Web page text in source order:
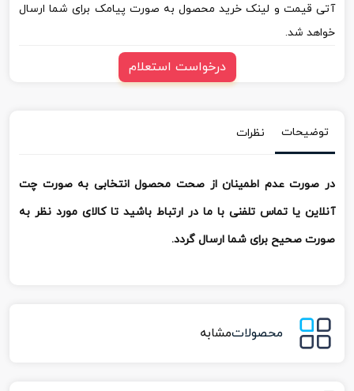
آتی قیمت و لینک خرید محصول به صورت پیامک برای شما ارسال
خواهد شد.
درخواست استعلام
توضیحات نظرات
در صورت عدم اطمینان از صحت محصول انتخابی به صورت چت
آنلاین یا تماس تلفنی با ما در ارتباط باشید تا کالای مورد نظر به
صورت صحیح برای شما ارسال گردد.
محصولاتمشابه